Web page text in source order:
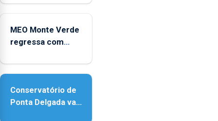
no Coliseu
MEO Monte Verde
regressa com
acessibilidade
Conservatório de
Ponta Delgada vai